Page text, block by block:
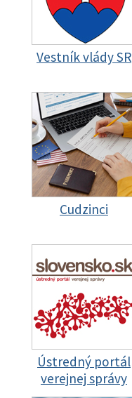
Vestník vlády SR
Cudzinci
Ústredný portál
verejnej správy